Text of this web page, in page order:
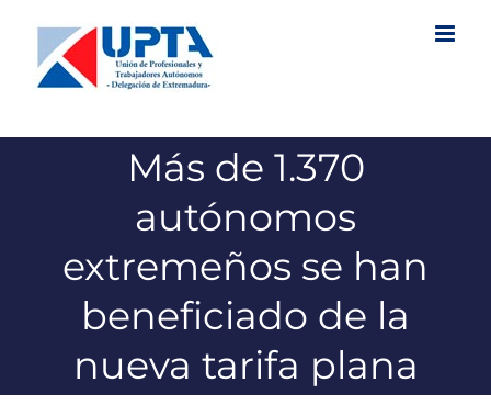
contenido
Más de 1.370
autónomos
extremeños se han
beneficiado de la
nueva tarifa plana